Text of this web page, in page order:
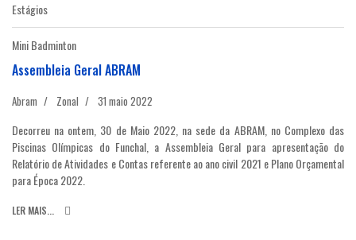
Estágios
Mini Badminton
Assembleia Geral ABRAM
Abram Zonal 31 maio 2022
Decorreu na ontem, 30 de Maio 2022, na sede da ABRAM, no Complexo das
Piscinas Olímpicas do Funchal, a Assembleia Geral para apresentação do
Relatório de Atividades e Contas referente ao ano civil 2021 e Plano Orçamental
para Época 2022.
LER MAIS...